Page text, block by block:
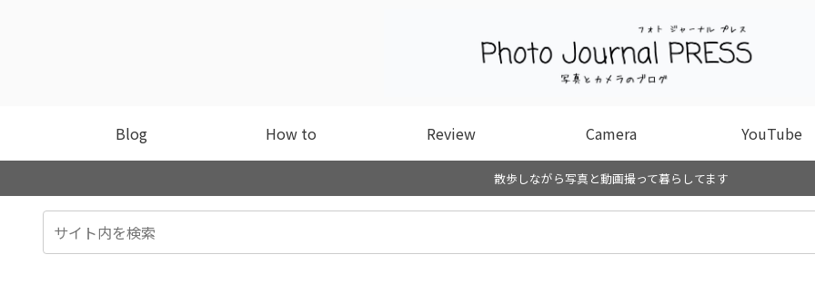
Blog How to Review Camera YouTube
散歩しながら写真と動画撮って暮らしてます